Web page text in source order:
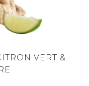
VERT &